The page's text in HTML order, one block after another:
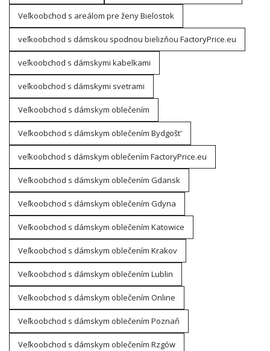
Veľkoobchod s areálom pre ženy Bielostok
veľkoobchod s dámskou spodnou bielizňou FactoryPrice.eu
veľkoobchod s dámskymi kabelkami
veľkoobchod s dámskymi svetrami
Veľkoobchod s dámskym oblečením
Veľkoobchod s dámskym oblečením Bydgošt'
veľkoobchod s dámskym oblečením FactoryPrice.eu
Veľkoobchod s dámskym oblečením Gdansk
Veľkoobchod s dámskym oblečením Gdyna
Veľkoobchod s dámskym oblečením Katowice
Veľkoobchod s dámskym oblečením Krakov
Veľkoobchod s dámskym oblečením Lublin
Veľkoobchod s dámskym oblečením Online
Veľkoobchod s dámskym oblečením Poznaň
Veľkoobchod s dámskym oblečením Rzgów